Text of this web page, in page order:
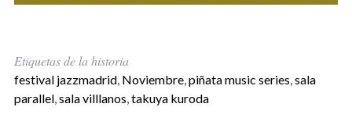
Etiquetas de la historia
festival jazzmadrid, Noviembre,piñata music series,sala
parallel,sala villlanos,takuya kuroda